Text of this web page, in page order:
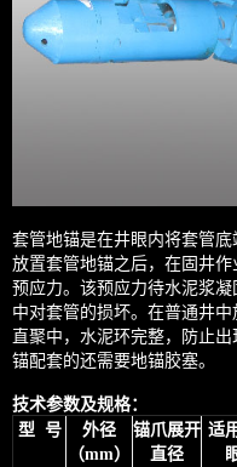
套管地锚是在井眼内将套管
放置套管地锚之后，在固井
预应力。该预应力待水泥浆
中对套管的损坏。在普通井
直聚中，水泥环完整，防止
锚配套的还需要地锚胶塞。
技术参数及规格：
型 号
外径
（mm）
锚爪展开
直径
适